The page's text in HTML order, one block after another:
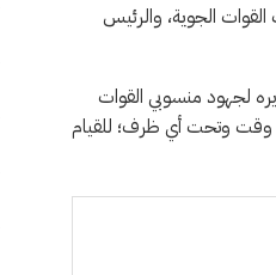
الجوية، والرئيس
لجهود منسوبي القوات
أي وقت وتحت أي ظرف؛ للقيام